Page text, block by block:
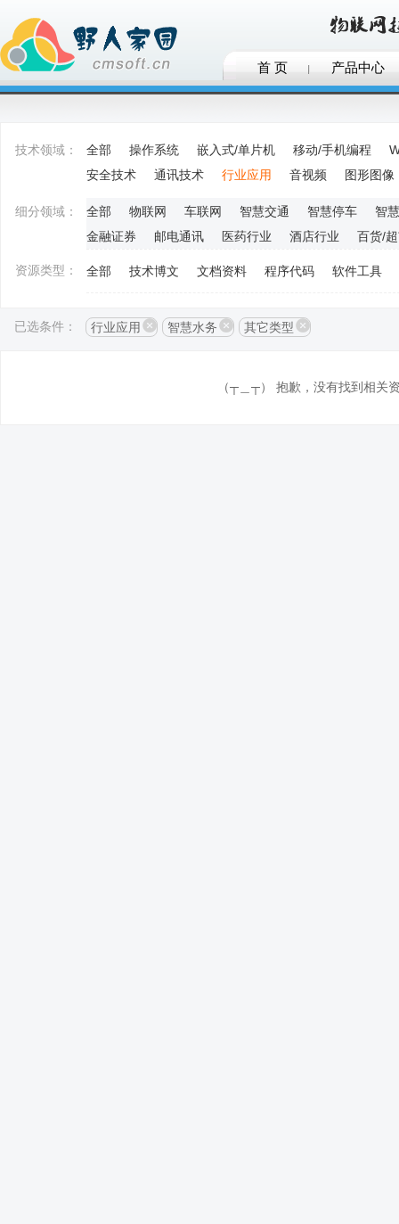
首 页 产品中心
技术领域： 全部 操作系统 嵌入式/单片机 移动/手机编程
安全技术
通讯技术 行业应用 音视频 图形图像
细分领域： 全部 物联网 车联网 智慧交通 智慧停车
智
金融证券
邮电通讯 医药行业 酒店行业 百货/
资源类型： 全部 技术博文 文档资料 程序代码 软件工具
已选条件： 行业应用 智慧水务 其它类型
（┬＿┬） 抱歉，没有找到相关